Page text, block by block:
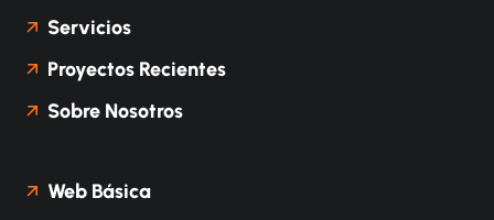
Servicios
Proyectos Recientes
Sobre Nosotros
Web Básica